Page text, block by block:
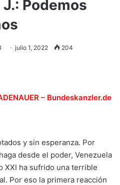
Podemos
julio 1, 2022 204
– Bundeskanzler.de
y sin esperanza. Por
desde el poder, Venezuela
XXI ha sufrido una terrible
Por eso la primera reacción